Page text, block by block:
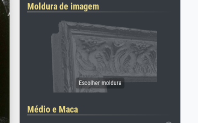
Moldura de imagem
Médio e Maca